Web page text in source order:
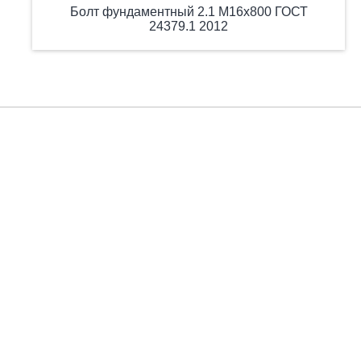
Болт фундаментный 2.1 М16х800 ГОСТ
24379.1 2012